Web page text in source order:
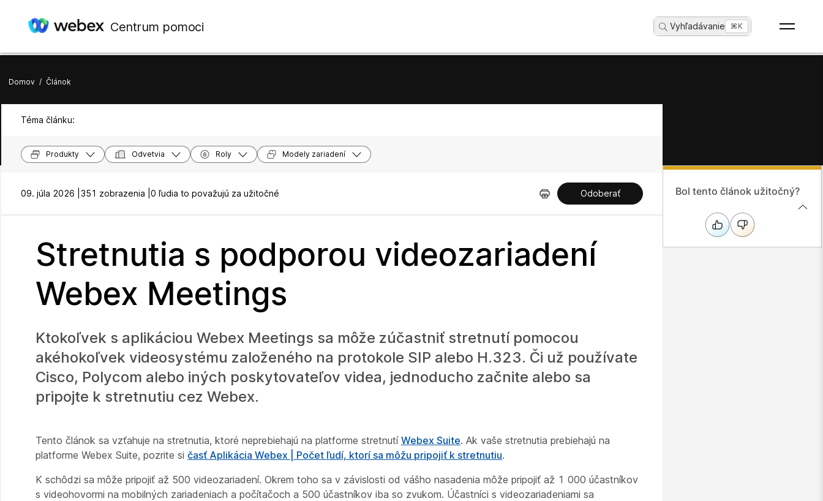
Centrum pomoci Vyhľadávanie ...⌘K
Domov / Článok
Téma článku:
Produkty Odvetvia Roly Modely zariadení
09. júla 2026 | 351 zobrazenia | 0 ľudia to považujú za užitočné Odoberať
Stretnutia s podporou videozariadení
Webex Meetings
Ktokoľvek s aplikáciou Webex Meetings sa môže zúčastniť stretnutí pomocou
akéhokoľvek videosystému založeného na protokole SIP alebo H.323. Či už používate
Cisco, Polycom alebo iných poskytovateľov videa, jednoducho začnite alebo sa
pripojte k stretnutiu cez Webex.
Tento článok sa vzťahuje na stretnutia, ktoré neprebiehajú na platforme stretnutí Webex Suite. Ak vaše stretnutia prebiehajú na
platforme Webex Suite, pozrite si časť Aplikácia Webex | Počet ľudí, ktorí sa môžu pripojiť k stretnutiu.
K schôdzi sa môže pripojiť až 500 videozariadení. Okrem toho sa v závislosti od vášho nasadenia môže pripojiť až 1 000 účastníkov
s videohovormi na mobilných zariadeniach a počítačoch a 500 účastníkov iba so zvukom. Účastníci s videozariadeniami sa
Bol tento článok užitočný?